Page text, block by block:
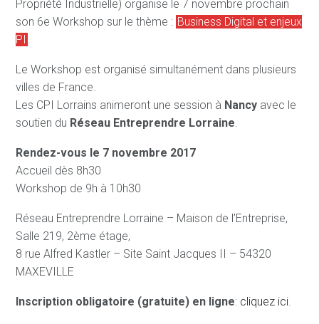
Propriété Industrielle) organise le 7 novembre prochain
son 6e Workshop sur le thème : Business Digital et enjeux
PI .
Le Workshop est organisé simultanément dans plusieurs
villes de France.
Les CPI Lorrains animeront une session à Nancy avec le
soutien du Réseau Entreprendre Lorraine.
Rendez-vous le 7 novembre 2017
Accueil dès 8h30
Workshop de 9h à 10h30
Réseau Entreprendre Lorraine – Maison de l’Entreprise,
Salle 219, 2ème étage,
8 rue Alfred Kastler – Site Saint Jacques II – 54320
MAXEVILLE
Inscription obligatoire (gratuite) en ligne: cliquez ici.